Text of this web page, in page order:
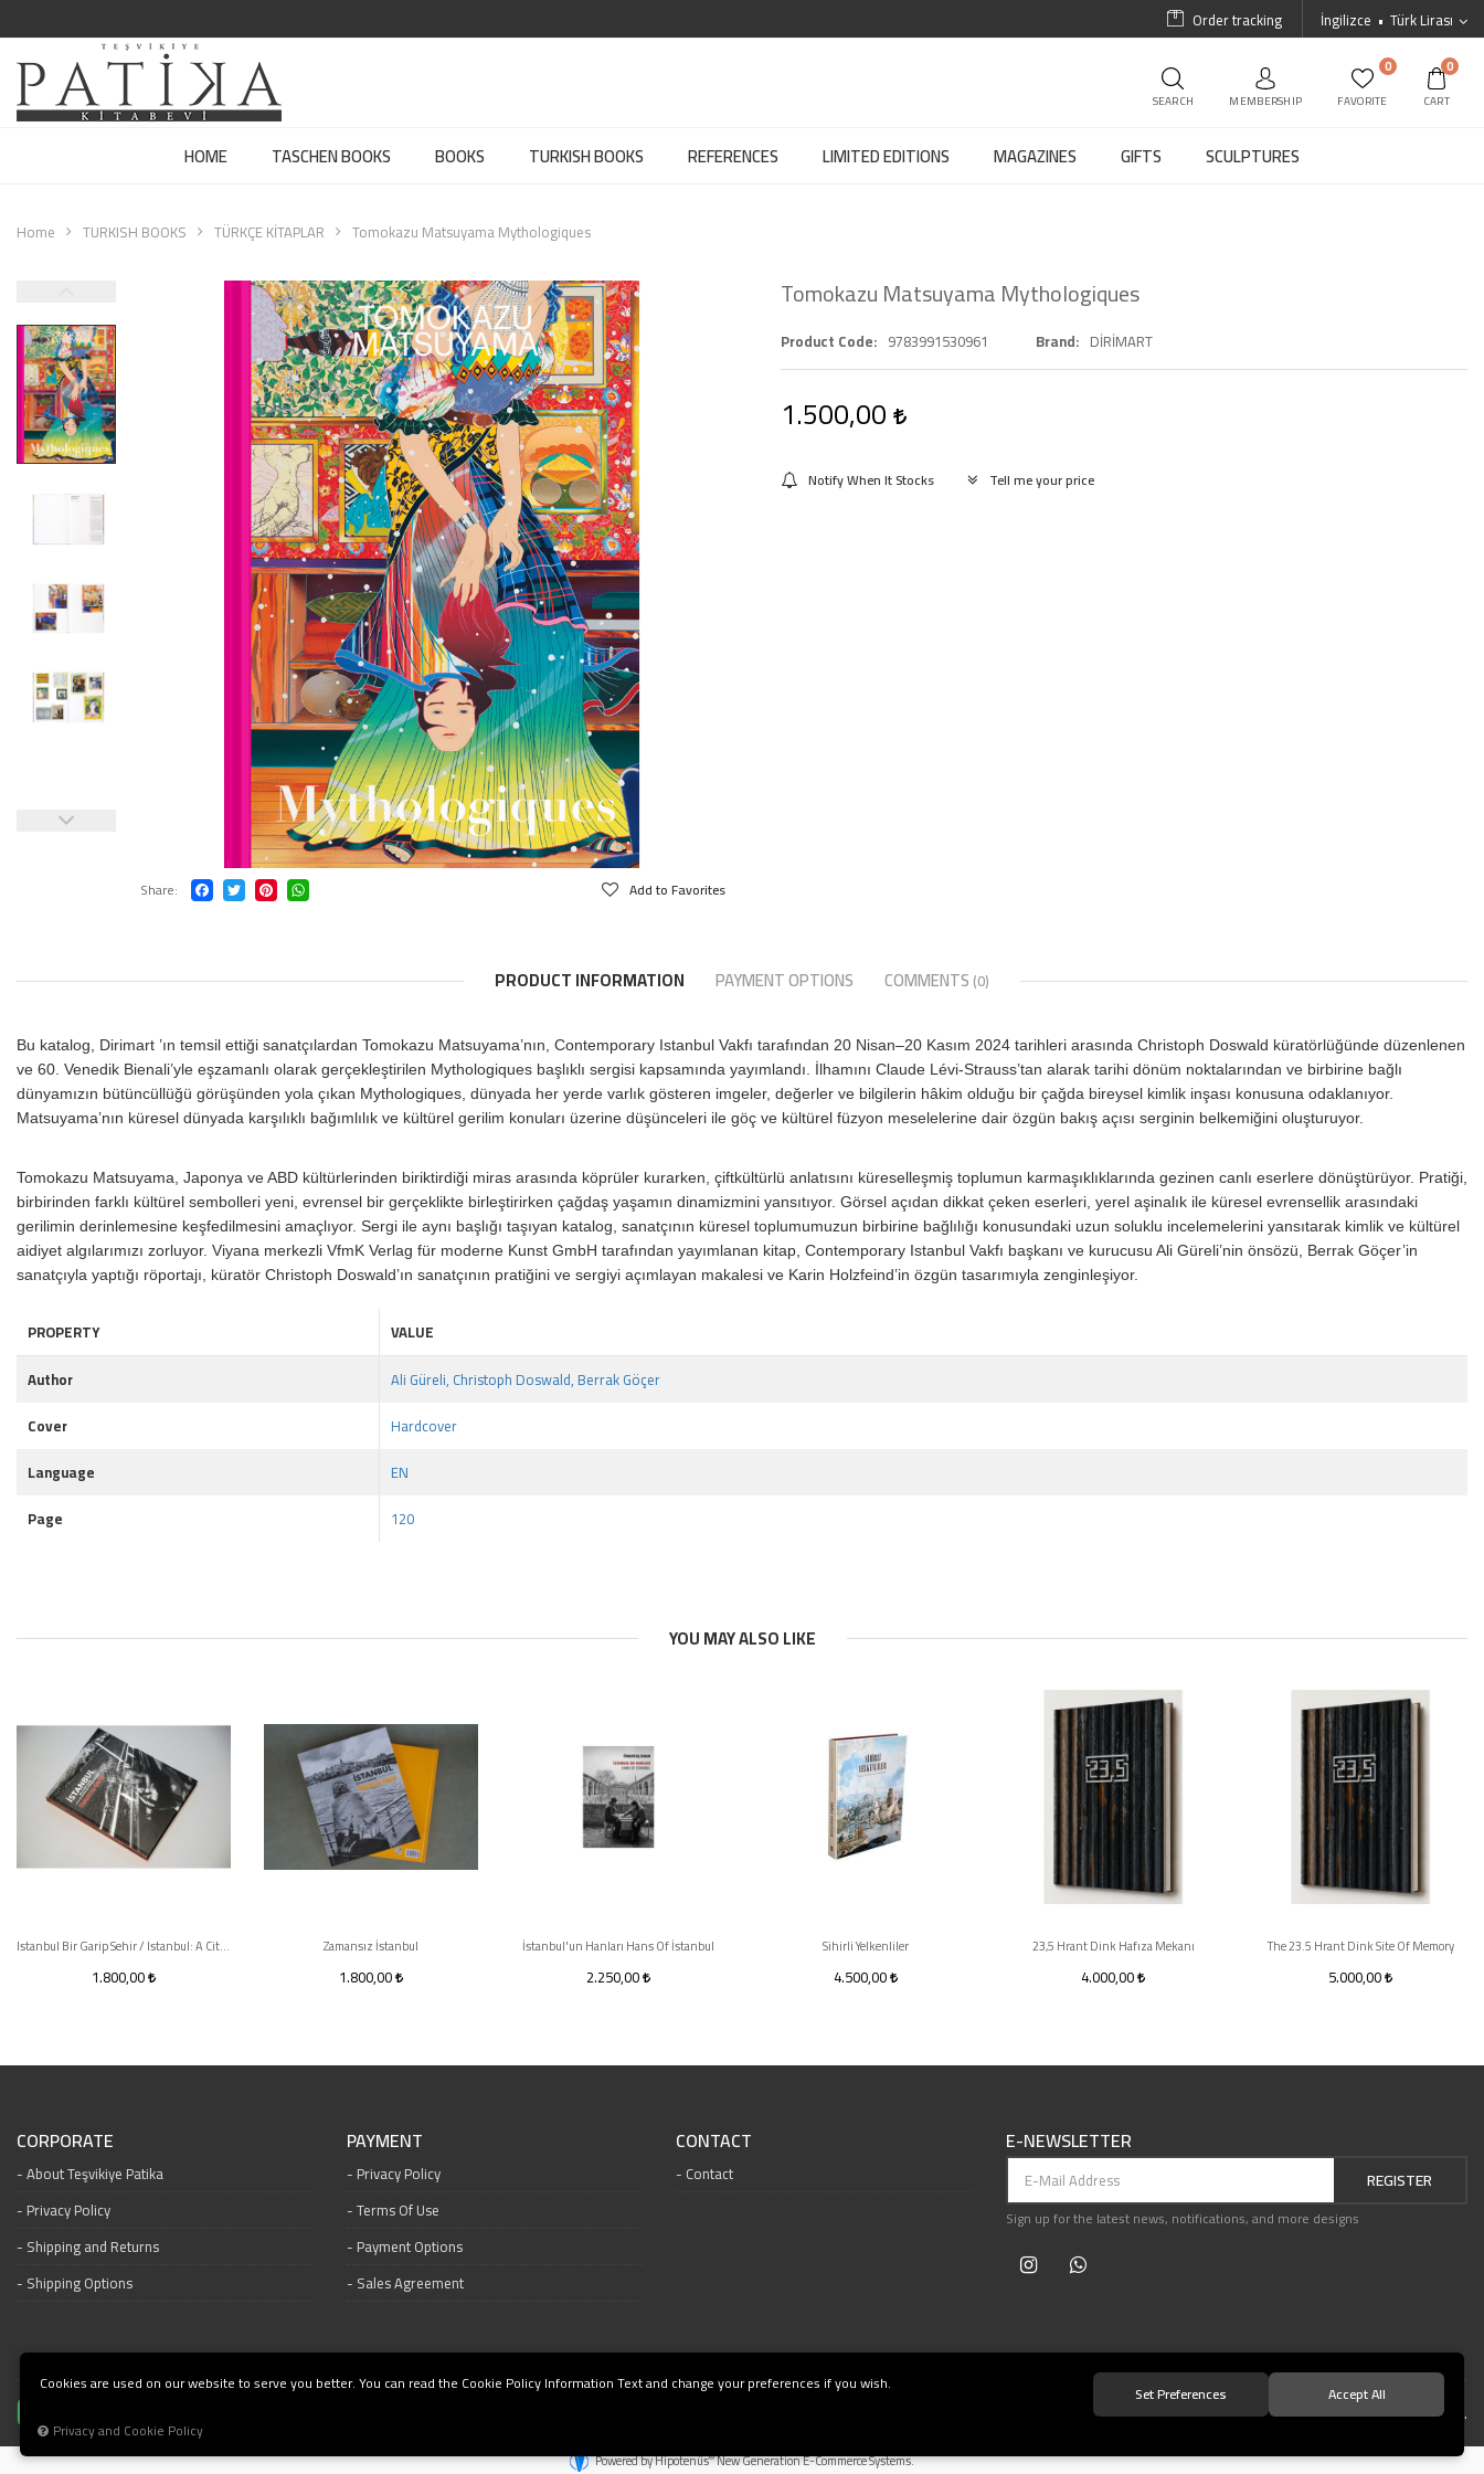
İngilizce Türk Lirası
Order tracking
SEARCH MEMBERSHIP
0
FAVORITE
0
CART
HOME TASCHEN BOOKS BOOKS TURKISH BOOKS REFERENCES LIMITED EDITIONS MAGAZINES GIFTS SCULPTURES
Home TURKISH BOOKS TÜRKÇE KİTAPLAR Tomokazu Matsuyama Mythologiques
Share Add to Favorites
Tomokazu Matsuyama Mythologiques
Product Code 9783991530961 Brand DİRİMART
1.500,00
Notify When It Stocks Tell me your price
PRODUCT INFORMATION PAYMENT OPTIONS COMMENTS (0)
Bu katalog, Dirimart ’ın temsil ettiği sanatçılardan Tomokazu Matsuyama’nın, Contemporary Istanbul Vakfı tarafından 20 Nisan–20 Kasım 2024 tarihleri arasında Christoph Doswald küratörlüğünde düzenlenen
ve 60. Venedik Bienali’yle eşzamanlı olarak gerçekleştirilen Mythologiques başlıklı sergisi kapsamında yayımlandı. İlhamını Claude Lévi-Strauss’tan alarak tarihi dönüm noktalarından ve birbirine bağlı
dünyamızın bütüncüllüğü görüşünden yola çıkan Mythologiques, dünyada her yerde varlık gösteren imgeler, değerler ve bilgilerin hâkim olduğu bir çağda bireysel kimlik inşası konusuna odaklanıyor.
Matsuyama’nın küresel dünyada karşılıklı bağımlılık ve kültürel gerilim konuları üzerine düşünceleri ile göç ve kültürel füzyon meselelerine dair özgün bakış açısı serginin belkemiğini oluşturuyor.
Tomokazu Matsuyama, Japonya ve ABD kültürlerinden biriktirdiği miras arasında köprüler kurarken, çiftkültürlü anlatısını küreselleşmiş toplumun karmaşıklıklarında gezinen canlı eserlere dönüştürüyor. Pratiği,
birbirinden farklı kültürel sembolleri yeni, evrensel bir gerçeklikte birleştirirken çağdaş yaşamın dinamizmini yansıtıyor. Görsel açıdan dikkat çeken eserleri, yerel aşinalık ile küresel evrensellik arasındaki
gerilimin derinlemesine keşfedilmesini amaçlıyor. Sergi ile aynı başlığı taşıyan katalog, sanatçının küresel toplumumuzun birbirine bağlılığı konusundaki uzun soluklu incelemelerini yansıtarak kimlik ve kültürel
aidiyet algılarımızı zorluyor. Viyana merkezli VfmK Verlag für moderne Kunst GmbH tarafından yayımlanan kitap, Contemporary Istanbul Vakfı başkanı ve kurucusu Ali Güreli’nin önsözü, Berrak Göçer’in
sanatçıyla yaptığı röportajı, küratör Christoph Doswald’ın sanatçının pratiğini ve sergiyi açımlayan makalesi ve Karin Holzfeind’in özgün tasarımıyla zenginleşiyor.
PROPERTY
VALUE
Author
Ali Güreli, Christoph Doswald, Berrak Göçer
Cover
Hardcover
Language
EN
Page
120
YOU MAY ALSO LIKE
Istanbul Bir Garip Sehir / Istanbul: A City Of Strange And Curious Moments
1.800,00
Zamansız İstanbul
1.800,00
İstanbul'un Hanları Hans Of İstanbul
2.250,00
Sihirli Yelkenliler
4.500,00
23,5 Hrant Dink Hafıza Mekanı
4.000,00
The 23.5 Hrant Dink Site Of Memory
5.000,00
CORPORATE
About Teşvikiye Patika
Privacy Policy
Shipping and Returns
Shipping Options
PAYMENT
Privacy Policy
Terms Of Use
Payment Options
Sales Agreement
CONTACT
Contact
E-NEWSLETTER
REGISTER
Sign up for the latest news, notifications, and more designs
© 2021 Teşvikiye Patika Kitabevi All Rights Reserved.
Powered by Hipotenüs®New Generation E-Commerce Systems.
Cookies are used on our website to serve you better. You can read the Cookie Policy Information Text and change your preferences if you wish. Set Preferences Accept All
Privacy and Cookie Policy